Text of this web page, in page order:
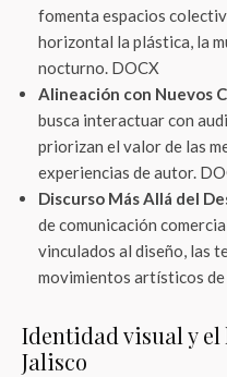
fomenta espacios
horizontal la plástica, la
nocturno. DOCX
Alineación con Nuevos
busca interactuar con
priorizan el valor de las
experiencias de autor.
Discurso Más Allá del
de comunicación
vinculados al diseño, las
movimientos artísticos
Identidad visual y el
Jalisco